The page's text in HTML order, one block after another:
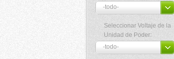
Seleccionar Voltaje de la
Unidad de Poder: